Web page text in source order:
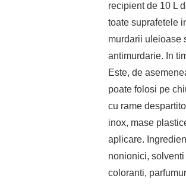
recipient de 10 L
toate suprafetele
murdarii uleioase
antimurdarie. In
Este, de
poate folosi pe
cu rame
inox, mase
aplicare.
nonionici,
coloranti,